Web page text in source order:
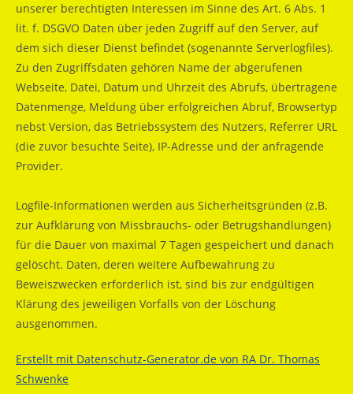
unserer berechtigten Interessen im Sinne des Art. 6 Abs. 1
lit. f. DSGVO Daten über jeden Zugriff auf den Server, auf
dem sich dieser Dienst befindet (sogenannte Serverlogfiles).
Zu den Zugriffsdaten gehören Name der abgerufenen
Webseite, Datei, Datum und Uhrzeit des Abrufs, übertragene
Datenmenge, Meldung über erfolgreichen Abruf, Browsertyp
nebst Version, das Betriebssystem des Nutzers, Referrer URL
(die zuvor besuchte Seite), IP-Adresse und der anfragende
Provider.
Logfile-Informationen werden aus Sicherheitsgründen (z.B.
zur Aufklärung von Missbrauchs- oder Betrugshandlungen)
für die Dauer von maximal 7 Tagen gespeichert und danach
gelöscht. Daten, deren weitere Aufbewahrung zu
Beweiszwecken erforderlich ist, sind bis zur endgültigen
Klärung des jeweiligen Vorfalls von der Löschung
ausgenommen.
Erstellt mit Datenschutz-Generator.de von RA Dr. Thomas
Schwenke